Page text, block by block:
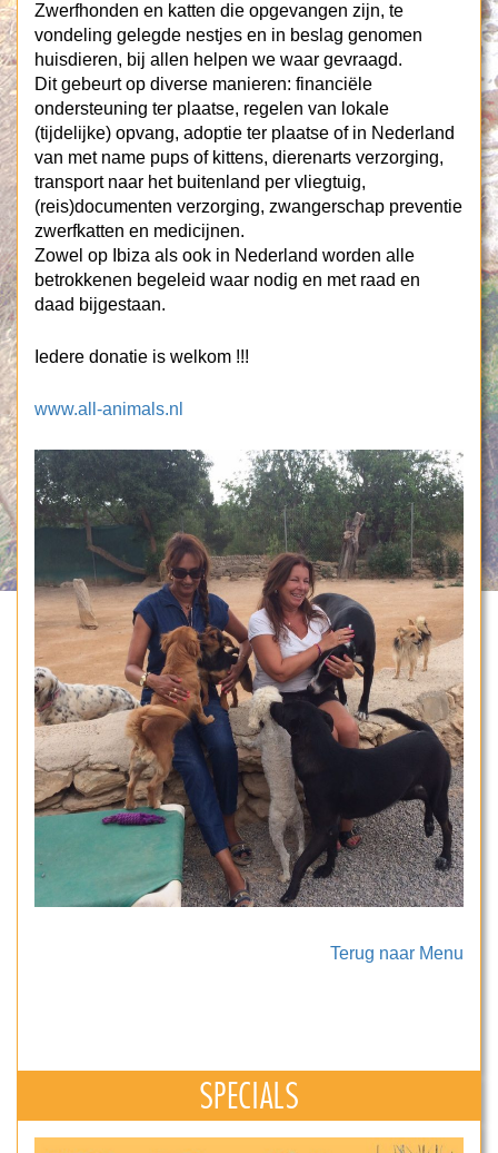
Zwerfhonden en katten die opgevangen zijn, te
vondeling gelegde nestjes en in beslag genomen
huisdieren, bij allen helpen we waar gevraagd.
Dit gebeurt op diverse manieren: financiële
ondersteuning ter plaatse, regelen van lokale
(tijdelijke) opvang, adoptie ter plaatse of in Nederland
van met name pups of kittens, dierenarts verzorging,
transport naar het buitenland per vliegtuig,
(reis)documenten verzorging, zwangerschap preventie
zwerfkatten en medicijnen.
Zowel op Ibiza als ook in Nederland worden alle
betrokkenen begeleid waar nodig en met raad en
daad bijgestaan.
Iedere donatie is welkom !!!
www.all-animals.nl
Terug naar Menu
SPECIALS